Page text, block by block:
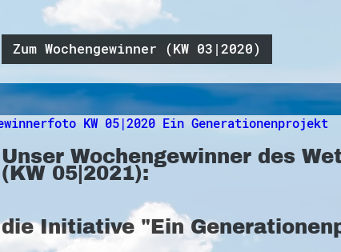
Zum Wochengewinner (KW 03|2020)
Unser Wochengewinner des
(KW 05|2021):
die Initiative "Ein